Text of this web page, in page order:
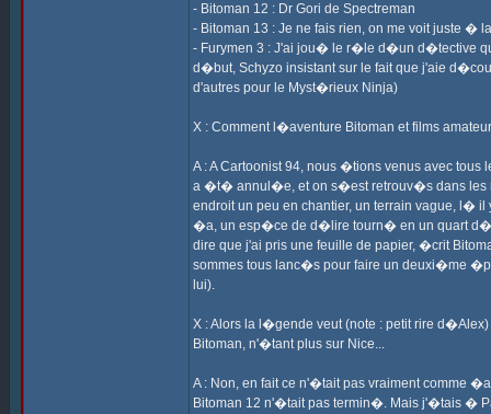
- Bitoman 12 : Dr Gori de Spectreman
- Bitoman 13 : Je ne fais rien, on me voit juste
- Furymen 3 : J'ai jou� le r�le d�un d�tective
d�but, Schyzo insistant sur le fait que j'aie
d'autres pour le Myst�rieux Ninja)
X : Comment l�aventure Bitoman et films
A : A Cartoonist 94, nous �tions venus avec tous
a �t� annul�e, et on s�est retrouv�s dans les
endroit un peu en chantier, un terrain vague, l�
�a, un esp�ce de d�lire tourn� en un quart
dire que j'ai pris une feuille de papier, �crit
sommes tous lanc�s pour faire un deuxi�me
lui).
X : Alors la l�gende veut (note : petit rire
Bitoman, n'�tant plus sur Nice...
A : Non, en fait ce n'�tait pas vraiment comme
Bitoman 12 n'�tait pas termin�. Mais j'�tais �